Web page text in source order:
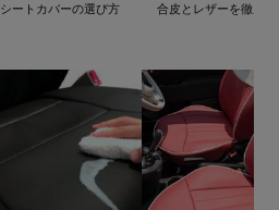
シートカバーの選び方 合皮とレザーを徹底比